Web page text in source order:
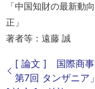
「中国知財の最新
正」
著者等：遠藤 誠
[ 論文 ] 国際商事
第7回 タンザニア」